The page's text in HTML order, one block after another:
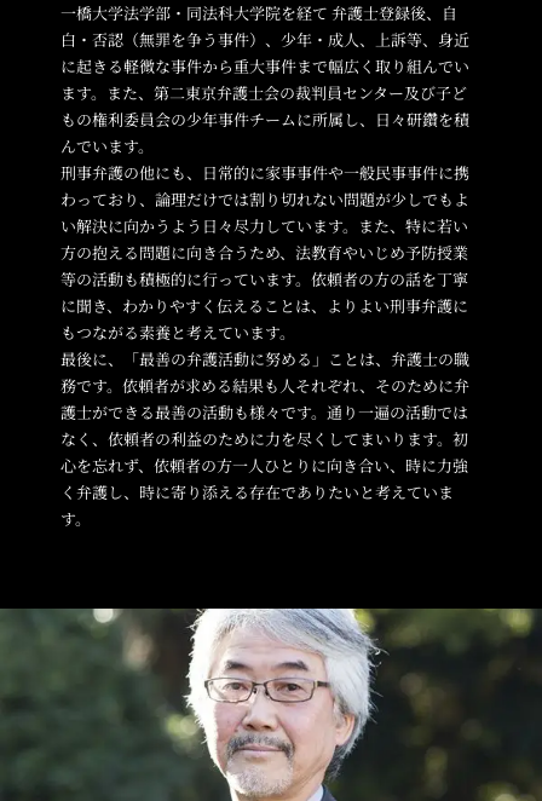
一橋大学法学部・同法科大学院を経て 弁護士登録後、自
白・否認（無罪を争う事件）、少年・成人、上訴等、身近
に起きる軽微な事件から重大事件まで幅広く取り組んでい
ます。また、第二東京弁護士会の裁判員センター及び子ど
もの権利委員会の少年事件チームに所属し、日々研鑽を積
んでいます。
刑事弁護の他にも、日常的に家事事件や一般民事事件に携
わっており、論理だけでは割り切れない問題が少しでもよ
い解決に向かうよう日々尽力しています。また、特に若い
方の抱える問題に向き合うため、法教育やいじめ予防授業
等の活動も積極的に行っています。依頼者の方の話を丁寧
に聞き、わかりやすく伝えることは、よりよい刑事弁護に
もつながる素養と考えています。
最後に、「最善の弁護活動に努める」ことは、弁護士の職
務です。依頼者が求める結果も人それぞれ、そのために弁
護士ができる最善の活動も様々です。通り一遍の活動では
なく、依頼者の利益のために力を尽くしてまいります。初
心を忘れず、依頼者の方一人ひとりに向き合い、時に力強
く弁護し、時に寄り添える存在でありたいと考えていま
す。